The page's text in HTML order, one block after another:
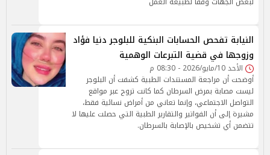
النيابة تفحص الحسابات البنكية للبلوجر دنيا فؤاد
وزوجها في قضية التبرعات الوهمية
الأحد 10/مايو/2026 - 08:30 م
أوضحت أن مراجعة المستندات الطبية كشفت أن البلوجر
ليست مصابة بمرض السرطان كما كانت تروج عبر مواقع
التواصل الاجتماعي، وإنما تعاني من أمراض نسائية فقط،
مشيرة إلى أن الفواتير والتقارير الطبية التي حصلت عليها لا
تتضمن أي تشخيص بالإصابة بالسرطان.